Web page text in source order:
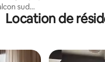
sud
Location de